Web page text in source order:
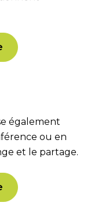
également
ou en
et le partage.